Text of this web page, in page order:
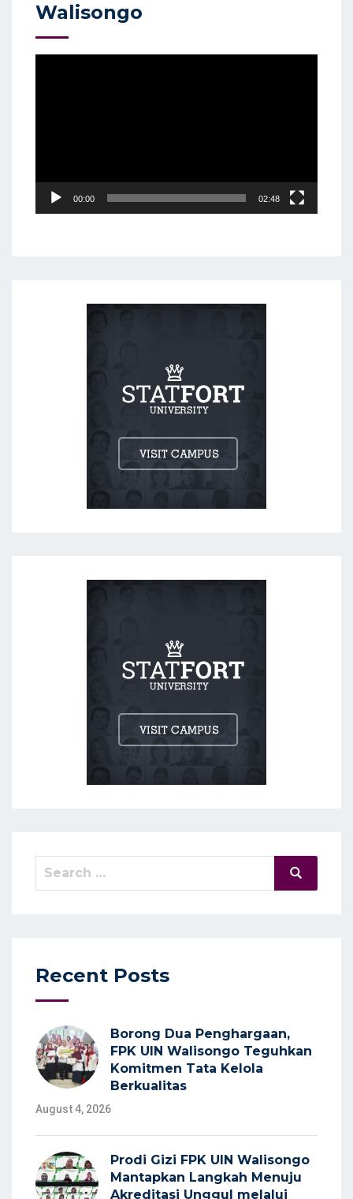
Walisongo
00:00 02:48
Search
Search
Recent Posts
Borong Dua Penghargaan,
FPK UIN Walisongo Teguhkan
Komitmen Tata Kelola
Berkualitas
August 4, 2026
Prodi Gizi FPK UIN Walisongo
Mantapkan Langkah Menuju
Akreditasi Unggul melalui